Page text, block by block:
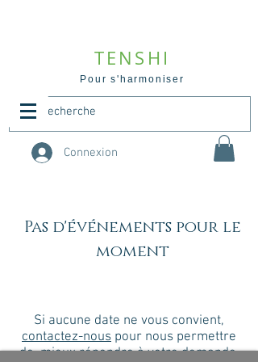
TENSHI
Pour s'harmoniser
Connexion
Pas d'événements pour le
moment
Si aucune date ne vous convient,
contactez-nous pour nous permettre
de mieux répondre à votre demande.